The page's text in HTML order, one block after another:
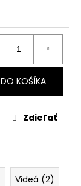
DO KOŠÍKA
Zdieľať
Videá (2)